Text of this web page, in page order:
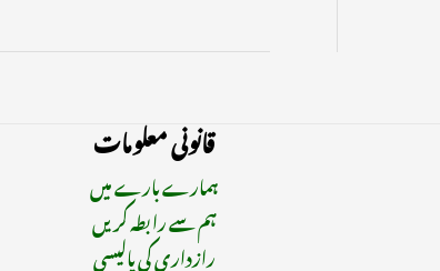
قانونی معلومات
ہمارے بارے میں
ہم سے رابطہ کریں
رازداری کی پالیسی